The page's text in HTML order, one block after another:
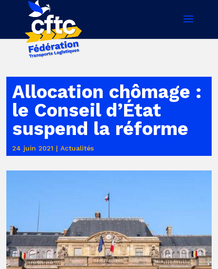
Allocation chômage :
le Conseil d’État
suspend la réforme
24 juin 2021 |Actualités